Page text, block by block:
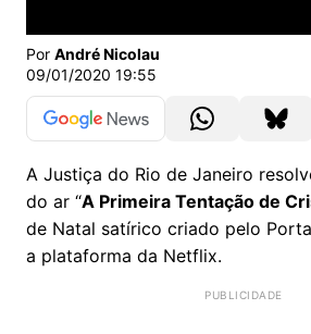
Por André Nicolau
09/01/2020 19:55
A Justiça do Rio de Janeiro
do ar “A Primeira Tentação de
de Natal satírico criado pelo
a plataforma da Netflix.